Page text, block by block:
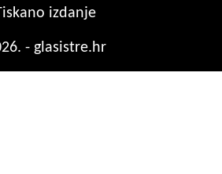
izdanje
- glasistre.hr